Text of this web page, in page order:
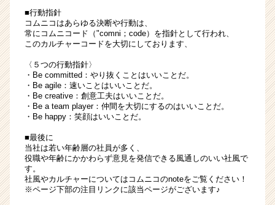
ス
カ
ウ
が
届
く
就
イ
ト
チ
ア
■行動指針
コムニコはあらゆる決断や行動は、
常にコムニコード（"comni；code）を指針として行われ、
このカルチャーコードを大切にしております、
〈５つの行動指針〉
・Be committed：やり抜くことはいいことだ。
・Be agile：速いことはいいことだ。
・Be creative：創意工夫はいいことだ。
・Be a team player：仲間を大切にするのはいいことだ。
・Be happy：笑顔はいいことだ。
■最後に
当社は若い年齢層の社員が多く、
役職や年齢にかかわらず意見を発信できる風通しのいい社風で
す。
社風やカルチャーについてはコムニコのnoteをご覧ください！
※ページ下部の注目リンクに該当ページがございます♪